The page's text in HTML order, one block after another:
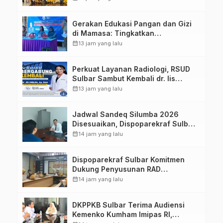
Gerakan Edukasi Pangan dan Gizi
di Mamasa: Tingkatkan
Pengetahuan dan Keterampilan
calendar_month13 jam yang lalu
Perkuat Layanan Radiologi, RSUD
Sulbar Sambut Kembali dr. Iis
Imelda, Sp.Rad
calendar_month13 jam yang lalu
Jadwal Sandeq Silumba 2026
Disesuaikan, Dispoparekraf Sulbar
Pastikan Persiapan Tetap
calendar_month14 jam yang lalu
Dispoparekraf Sulbar Komitmen
Dukung Penyusunan RAD
TPB/SDGs Sulawesi Barat
calendar_month14 jam yang lalu
DKPPKB Sulbar Terima Audiensi
Kemenko Kumham Imipas RI,